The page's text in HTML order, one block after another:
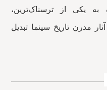
یکی از ترسناک‌ترین،
مدرن تاریخ سینما تبدیل